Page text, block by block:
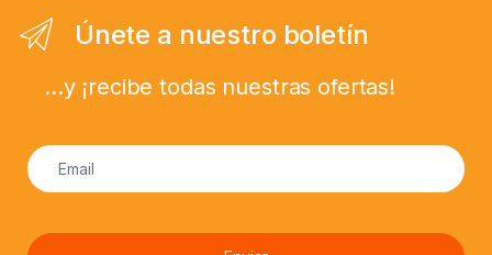
Únete a nuestro boletín
...y ¡recibe todas nuestras ofertas!